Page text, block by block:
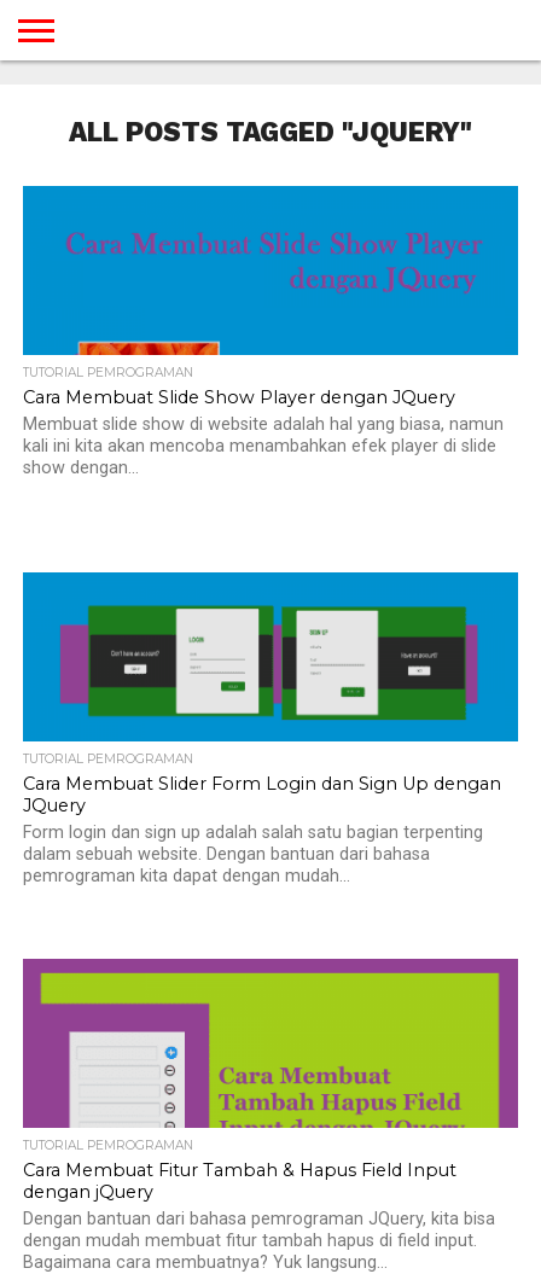
GAMES
DESAIN
ANDROID
IOS
YOUTUBE
INTERNET
WINDOWS
LINUX
MACINTOSH
MESSENGER
BLOGSPOT
WORDPRESS
PEMROGRAMAN
SEO
WEB
SERVER
ALL POSTS TAGGED "JQUERY"
TUTORIAL PEMROGRAMAN
Cara Membuat Slide Show Player dengan JQuery
Membuat slide show di website adalah hal yang biasa, namun
kali ini kita akan mencoba menambahkan efek player di slide
show dengan...
TUTORIAL PEMROGRAMAN
Cara Membuat Slider Form Login dan Sign Up dengan
JQuery
Form login dan sign up adalah salah satu bagian terpenting
dalam sebuah website. Dengan bantuan dari bahasa
pemrograman kita dapat dengan mudah...
TUTORIAL PEMROGRAMAN
Cara Membuat Fitur Tambah & Hapus Field Input
dengan jQuery
Dengan bantuan dari bahasa pemrograman JQuery, kita bisa
dengan mudah membuat fitur tambah hapus di field input.
Bagaimana cara membuatnya? Yuk langsung...